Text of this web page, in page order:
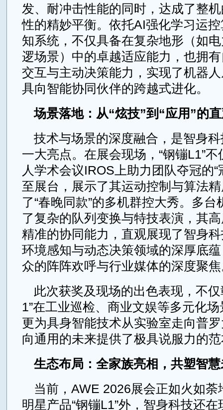
发、耐冲击性能的同时，达成了整
性的精妙平衡。依托AI强化学习运
知系统，不仅具备在复杂地形（如
逻场景）中的卓越适应能力，也拥
交互与主动决策能力，实现了机器
具向智能协同伙伴的跨越式进化。
场景落地：从“炫技”到“应用”的
技术与场景的深度融合，是智身
一大亮点。在展会现场，“钢镚L1”
人学术会议IROS上助力团队夺冠的“
至展台，展示了其运动控制与算法
了“春晚同款”的多机群控大秀。多台
了复杂的队列变换与特技表演，其
精准的协同能力，直观展现了智身
环境感知与动态决策领域的深厚底
众的阵阵欢呼与行业媒体的深度聚
此次获奖及现场的出色表现，不仅
1”在工业巡检、商业文娱等多元化
更为具身智能技术从实验室走向普
向通用的未来提供了极具说服力的
生态布局：全家族亮相，共塑智
当前，AWE 2026展会正如火如荼
明星产品“钢镚L1”外，智身科技还